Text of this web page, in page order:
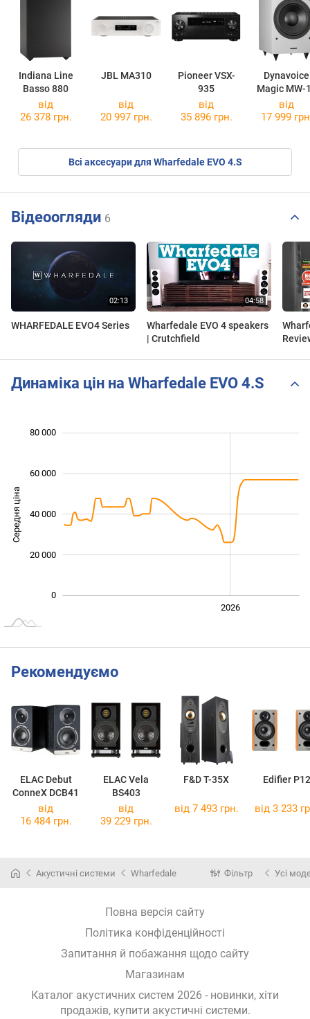
Indiana Line
Basso 880
JBL MA310
Pioneer VSX-
935
Dynavoice
Magic MW-
від
26 378 грн.
від
20 997 грн.
від
35 896 грн.
від
17 999
Всі аксесуари для Wharfedale EVO 4.S
Відеоогляди 6
WHARFEDALE EVO4 Series
Wharfedale EVO 4 speakers
| Crutchfield
Динаміка цін на Wharfedale EVO 4.S
Середня ціна 10 000
0
20 000
40 000
60 000
80 000
2026
Рекомендуємо
ELAC Debut
ConneX DCB41
ELAC Vela
BS403
F&D T-35X Edifier P12
від
16 484 грн.
від
39 229 грн.
від 7 493 грн. від 3 233
Акустичні системи Wharfedale Фільтр Усі
Повна версія сайту
Політика конфіденційності
Запитання й побажання щодо сайту
Магазинам
Каталог акустичних систем 2026 - новинки, хіти
продажів, купити акустичні системи.